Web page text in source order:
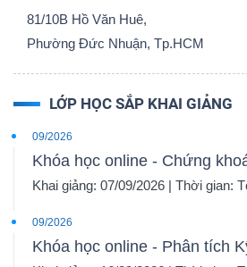
81/10B Hồ Văn Huê,
Phường Đức Nhuận, Tp.HCM
LỚP HỌC SẮP KHAI GIẢNG
09/2026
Khóa học online - Chứng
Khai giảng: 07/09/2026 | Thời gian:
09/2026
Khóa học online - Phân tích